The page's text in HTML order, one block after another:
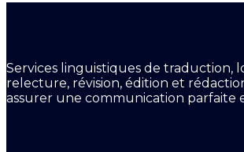
Services linguistiques de traduction,
relecture, révision, édition et
assurer une communication parfaite